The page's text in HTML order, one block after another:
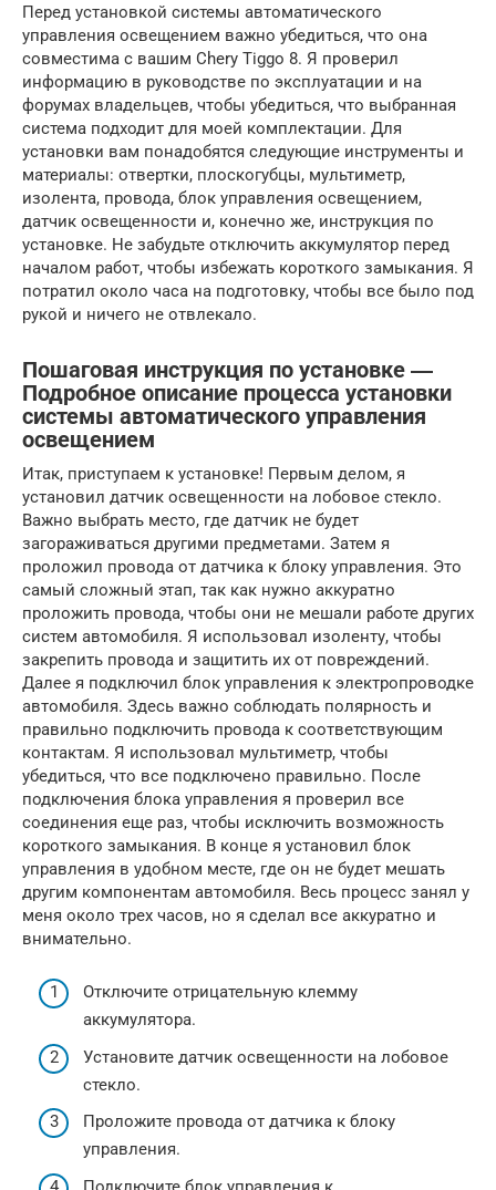
Перед установкой системы автоматического
управления освещением важно убедиться, что она
совместима с вашим Chery Tiggo 8. Я проверил
информацию в руководстве по эксплуатации и на
форумах владельцев, чтобы убедиться, что выбранная
система подходит для моей комплектации. Для
установки вам понадобятся следующие инструменты и
материалы: отвертки, плоскогубцы, мультиметр,
изолента, провода, блок управления освещением,
датчик освещенности и, конечно же, инструкция по
установке. Не забудьте отключить аккумулятор перед
началом работ, чтобы избежать короткого замыкания. Я
потратил около часа на подготовку, чтобы все было под
рукой и ничего не отвлекало.
Пошаговая инструкция по установке ―
Подробное описание процесса установки
системы автоматического управления
освещением
Итак, приступаем к установке! Первым делом, я
установил датчик освещенности на лобовое стекло.
Важно выбрать место, где датчик не будет
загораживаться другими предметами. Затем я
проложил провода от датчика к блоку управления. Это
самый сложный этап, так как нужно аккуратно
проложить провода, чтобы они не мешали работе других
систем автомобиля. Я использовал изоленту, чтобы
закрепить провода и защитить их от повреждений.
Далее я подключил блок управления к электропроводке
автомобиля. Здесь важно соблюдать полярность и
правильно подключить провода к соответствующим
контактам. Я использовал мультиметр, чтобы
убедиться, что все подключено правильно. После
подключения блока управления я проверил все
соединения еще раз, чтобы исключить возможность
короткого замыкания. В конце я установил блок
управления в удобном месте, где он не будет мешать
другим компонентам автомобиля. Весь процесс занял у
меня около трех часов, но я сделал все аккуратно и
внимательно.
Отключите отрицательную клемму
аккумулятора.
Установите датчик освещенности на лобовое
стекло.
Проложите провода от датчика к блоку
управления.